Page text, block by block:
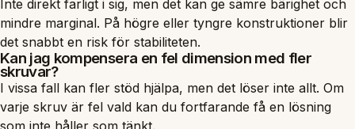
Inte direkt farligt i sig, men det kan ge sämre bärighet och
mindre marginal. På högre eller tyngre konstruktioner blir
det snabbt en risk för stabiliteten.
Kan jag kompensera en fel dimension med fler
skruvar?
I vissa fall kan fler stöd hjälpa, men det löser inte allt. Om
varje skruv är fel vald kan du fortfarande få en lösning
som inte håller som tänkt.